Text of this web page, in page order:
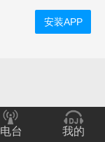
电台 我的
安装APP